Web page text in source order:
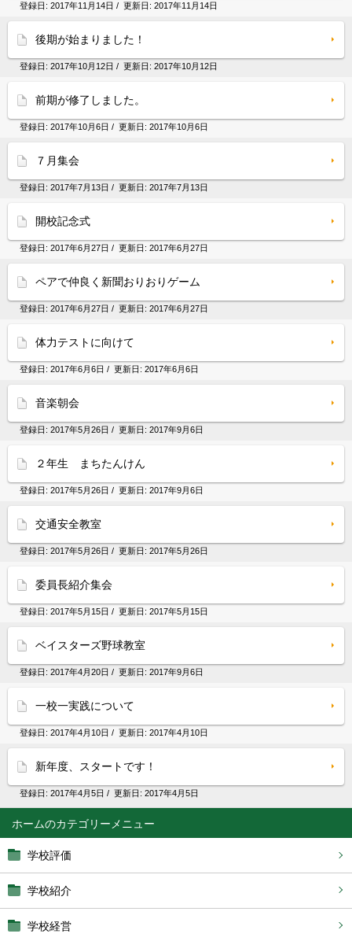
ホーム
学校評価
学校紹介
学校経営
登録日: 2017年11月14日 / 更新日: 2017年11月14日
後期が始まりました！
登録日: 2017年10月12日 / 更新日: 2017年10月12日
前期が修了しました。
登録日: 2017年10月6日 / 更新日: 2017年10月6日
７月集会
登録日: 2017年7月13日 / 更新日: 2017年7月13日
開校記念式
登録日: 2017年6月27日 / 更新日: 2017年6月27日
ペアで仲良く新聞おりおりゲーム
登録日: 2017年6月27日 / 更新日: 2017年6月27日
体力テストに向けて
登録日: 2017年6月6日 / 更新日: 2017年6月6日
音楽朝会
登録日: 2017年5月26日 / 更新日: 2017年9月6日
２年生 まちたんけん
登録日: 2017年5月26日 / 更新日: 2017年9月6日
交通安全教室
登録日: 2017年5月26日 / 更新日: 2017年5月26日
委員長紹介集会
登録日: 2017年5月15日 / 更新日: 2017年5月15日
ベイスターズ野球教室
登録日: 2017年4月20日 / 更新日: 2017年9月6日
一校一実践について
登録日: 2017年4月10日 / 更新日: 2017年4月10日
新年度、スタートです！
登録日: 2017年4月5日 / 更新日: 2017年4月5日